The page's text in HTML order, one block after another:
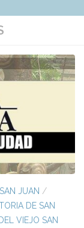
JUAN /
DE SAN
VIEJO SAN